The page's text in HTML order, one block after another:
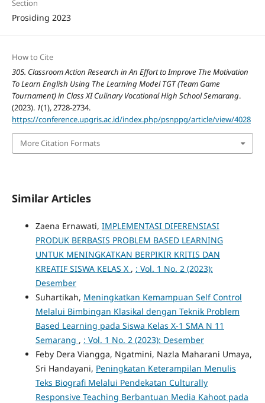
Section
Prosiding 2023
How to Cite
305. Classroom Action Research in An Effort to Improve The Motivation
To Learn English Using The Learning Model TGT (Team Game
Tournament) in Class XI Culinary Vocational High School Semarang.
(2023). 1(1), 2728-2734.
https://conference.upgris.ac.id/index.php/psnppg/article/view/4028
More Citation Formats
Similar Articles
Zaena Ernawati, IMPLEMENTASI DIFERENSIASI
PRODUK BERBASIS PROBLEM BASED LEARNING
UNTUK MENINGKATKAN BERPIKIR KRITIS DAN
KREATIF SISWA KELAS X , : Vol. 1 No. 2 (2023):
Desember
Suhartikah, Meningkatkan Kemampuan Self Control
Melalui Bimbingan Klasikal dengan Teknik Problem
Based Learning pada Siswa Kelas X-1 SMA N 11
Semarang , : Vol. 1 No. 2 (2023): Desember
Feby Dera Viangga, Ngatmini, Nazla Maharani Umaya,
Sri Handayani, Peningkatan Keterampilan Menulis
Teks Biografi Melalui Pendekatan Culturally
Responsive Teaching Berbantuan Media Kahoot pada